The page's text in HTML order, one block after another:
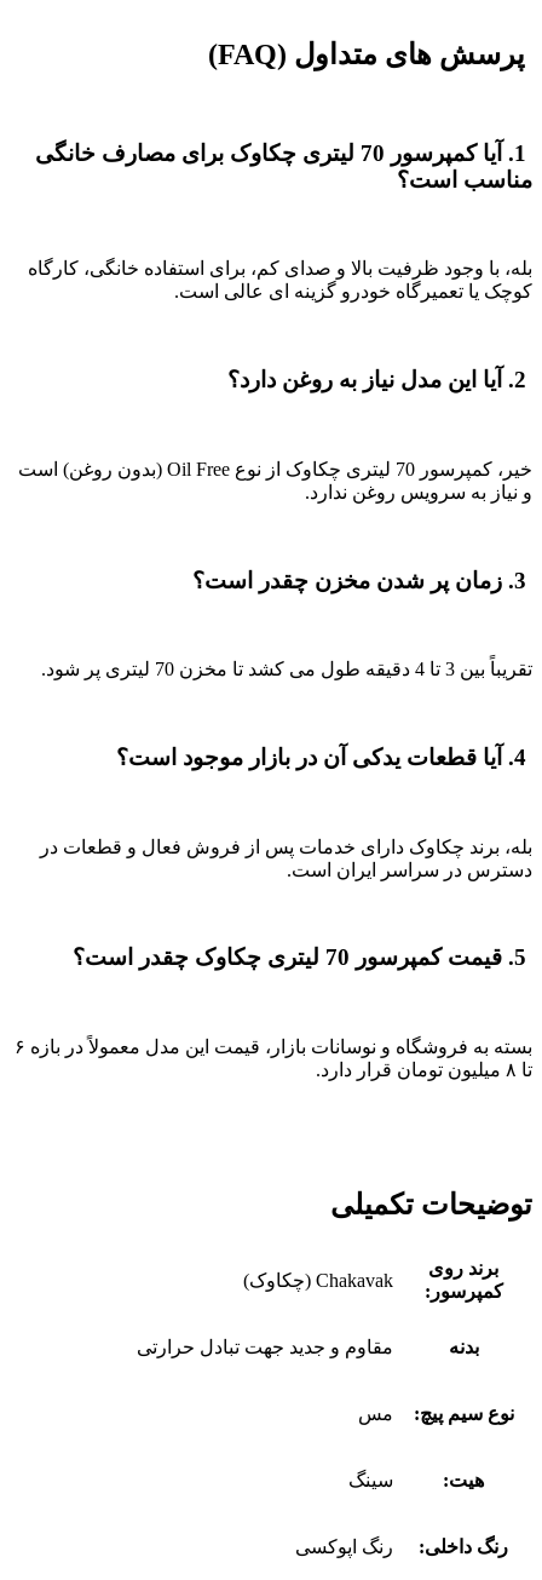
پرسش های متداول (FAQ)
1. آیا کمپرسور 70 لیتری چکاوک برای مصارف خانگی
مناسب است؟
بله، با وجود ظرفیت بالا و صدای کم، برای استفاده خانگی، کارگاه
کوچک یا تعمیرگاه خودرو گزینه ای عالی است.
خیر، کمپرسور 70 لیتری چکاوک از نوع Oil Free (بدون روغن) است
و نیاز به سرویس روغن ندارد.
تقریباً بین 3 تا 4 دقیقه طول می کشد تا مخزن 70 لیتری پر شود.
بله، برند چکاوک دارای خدمات پس از فروش فعال و قطعات در
دسترس در سراسر ایران است.
بسته به فروشگاه و نوسانات بازار، قیمت این مدل معمولاً در بازه ۶
تا ۸ میلیون تومان قرار دارد.
توضیحات تکمیلی
برند روی
کمپرسور:
Chakavak (چکاوک)
بدنه مقاوم و جدید جهت تبادل حرارتی
نوع سیم پیچ: مس
هیت: سینگ
رنگ داخلی: رنگ اپوکسی